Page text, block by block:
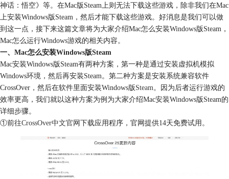
神话：悟空》等。在Mac版Steam上则无法下载这些游戏，除非我们在Mac
上安装Windows版Steam，然后才能下载这些游戏。好消息是我们可以做
到这一点，接下来这篇文章将为大家介绍Mac怎么安装Windows版Steam，
Mac怎么运行Windows游戏的相关内容。
一、Mac怎么安装Windows版Steam
Mac安装Windows版Steam有两种方案，第一种是通过安装虚拟机模拟
Windows环境，然后再安装Steam。第二种方案是安装系统兼容软件
CrossOver，然后在软件里面安装Windows版Steam。因为后者运行游戏的
效率更高，我们就以这种方案为例为大家介绍Mac安装Windows版Steam的
详细步骤。
①前往CrossOver中文官网下载应用程序，官网提供14天免费试用。